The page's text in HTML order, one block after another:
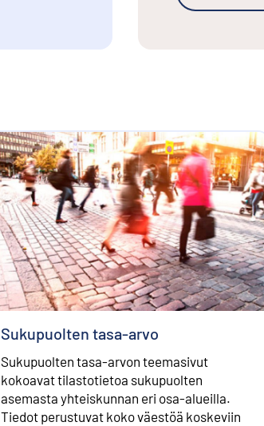
Sukupuolten tasa-arvo
Sukupuolten tasa-arvon teemasivut
kokoavat tilastotietoa sukupuolten
asemasta yhteiskunnan eri osa-alueilla.
Tiedot perustuvat koko väestöä koskeviin